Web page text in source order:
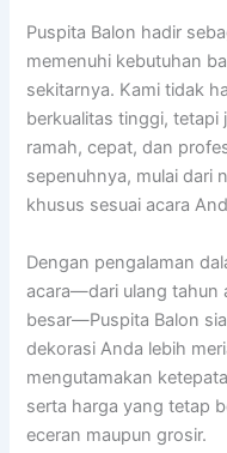
Puspita Balon hadir
memenuhi kebutuhan
sekitarnya. Kami tidak
berkualitas tinggi, tetapi
ramah, cepat, dan
sepenuhnya, mulai dari
khusus sesuai acara
Dengan pengalaman
acara—dari ulang tahun
besar—Puspita Balon
dekorasi Anda lebih
mengutamakan
serta harga yang tetap
eceran maupun grosir.